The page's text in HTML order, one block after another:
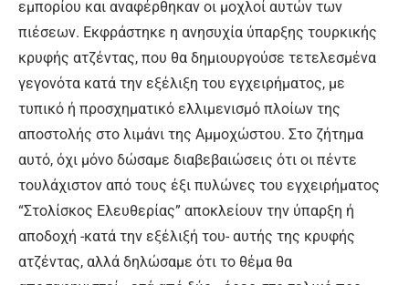
εμπορίου και αναφέρθηκαν οι μοχλοί αυτών των
πιέσεων. Εκφράστηκε η ανησυχία ύπαρξης τουρκικής
κρυφής ατζέντας, που θα δημιουργούσε τετελεσμένα
γεγονότα κατά την εξέλιξη του εγχειρήματος, με
τυπικό ή προσχηματικό ελλιμενισμό πλοίων της
αποστολής στο λιμάνι της Αμμοχώστου. Στο ζήτημα
αυτό, όχι μόνο δώσαμε διαβεβαιώσεις ότι οι πέντε
τουλάχιστον από τους έξι πυλώνες του εγχειρήματος
“Στολίσκος Ελευθερίας” αποκλείουν την ύπαρξη ή
αποδοχή -κατά την εξέλιξή του- αυτής της κρυφής
ατζέντας, αλλά δηλώσαμε ότι το θέμα θα